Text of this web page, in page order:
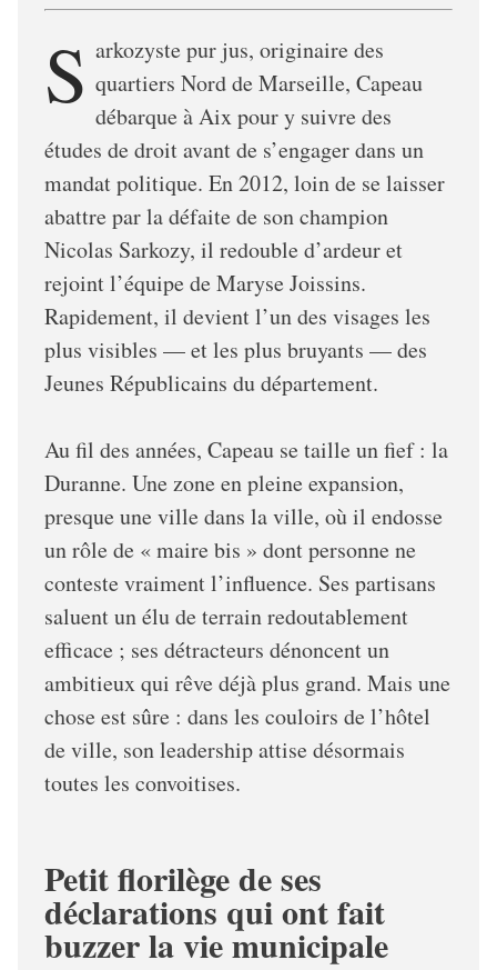
S arkozyste pur jus, originaire des
quartiers Nord de Marseille, Capeau
débarque à Aix pour y suivre des
études de droit avant de s’engager dans un
mandat politique. En 2012, loin de se laisser
abattre par la défaite de son champion
Nicolas Sarkozy, il redouble d’ardeur et
rejoint l’équipe de Maryse Joissins.
Rapidement, il devient l’un des visages les
plus visibles — et les plus bruyants — des
Jeunes Républicains du département.
Au fil des années, Capeau se taille un fief : la
Duranne. Une zone en pleine expansion,
presque une ville dans la ville, où il endosse
un rôle de « maire bis » dont personne ne
conteste vraiment l’influence. Ses partisans
saluent un élu de terrain redoutablement
efficace ; ses détracteurs dénoncent un
ambitieux qui rêve déjà plus grand. Mais une
chose est sûre : dans les couloirs de l’hôtel
de ville, son leadership attise désormais
toutes les convoitises.
Petit florilège de ses
déclarations qui ont fait
buzzer la vie municipale